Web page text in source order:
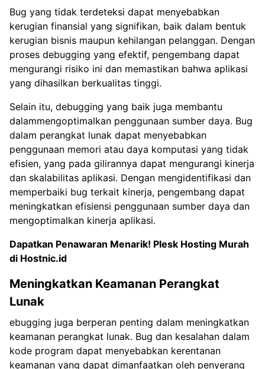
Bug yang tidak terdeteksi dapat menyebabkan
kerugian finansial yang signifikan, baik dalam bentuk
kerugian bisnis maupun kehilangan pelanggan. Dengan
proses debugging yang efektif, pengembang dapat
mengurangi risiko ini dan memastikan bahwa aplikasi
yang dihasilkan berkualitas tinggi.
Selain itu, debugging yang baik juga membantu
dalammengoptimalkan penggunaan sumber daya. Bug
dalam perangkat lunak dapat menyebabkan
penggunaan memori atau daya komputasi yang tidak
efisien, yang pada gilirannya dapat mengurangi kinerja
dan skalabilitas aplikasi. Dengan mengidentifikasi dan
memperbaiki bug terkait kinerja, pengembang dapat
meningkatkan efisiensi penggunaan sumber daya dan
mengoptimalkan kinerja aplikasi.
Dapatkan Penawaran Menarik! Plesk Hosting Murah
di Hostnic.id
Meningkatkan Keamanan Perangkat
Lunak
ebugging juga berperan penting dalam meningkatkan
keamanan perangkat lunak. Bug dan kesalahan dalam
kode program dapat menyebabkan kerentanan
keamanan yang dapat dimanfaatkan oleh penyerang